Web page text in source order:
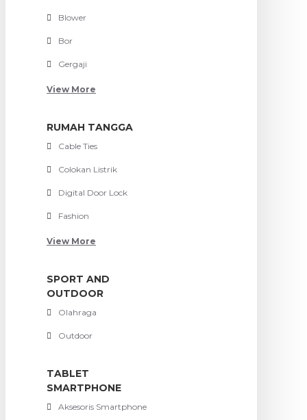
Blower
Bor
Gergaji
View More
RUMAH TANGGA
Cable Ties
Colokan Listrik
Digital Door Lock
Fashion
View More
SPORT AND
OUTDOOR
Olahraga
Outdoor
TABLET
SMARTPHONE
Aksesoris Smartphone